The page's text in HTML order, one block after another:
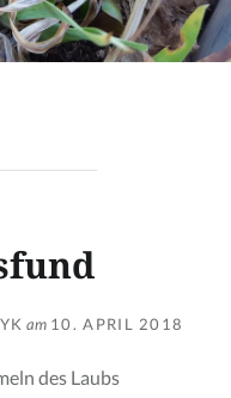
am 10. APRIL 2018
des Laubs